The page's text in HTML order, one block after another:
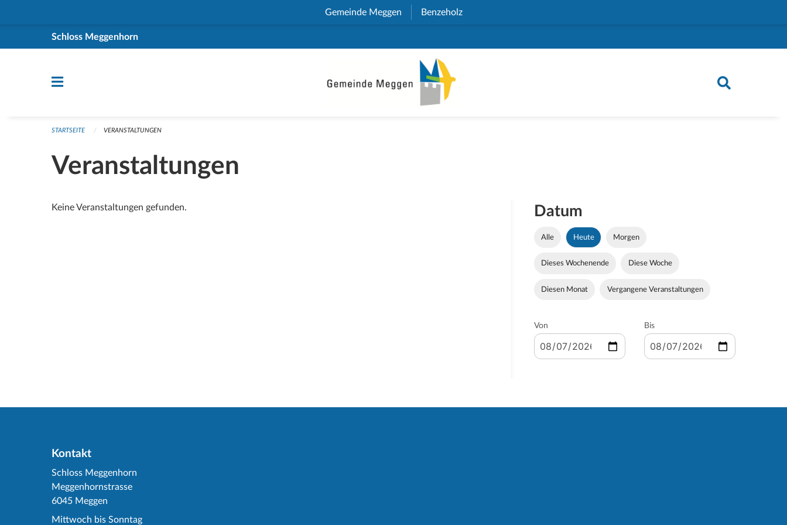
Gemeinde Meggen (External Link)
Benzeholz(External Link)
Schloss Meggenhorn
STARTSEITE VERANSTALTUNGEN
Veranstaltungen
Keine Veranstaltungen gefunden. Datum
Alle Heute Morgen
Dieses Wochenende Diese Woche
Diesen Monat Vergangene Veranstaltungen
Von Bis
Kontakt
Schloss Meggenhorn
Meggenhornstrasse
6045 Meggen
Mittwoch bis Sonntag